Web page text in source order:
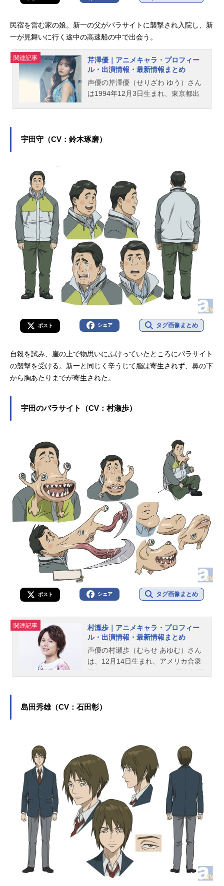
民宿を営む家の娘。新一の父がパラサイトに襲撃され入院し、新
一が見舞いに行く途中の高速船の中で出会う。
関連記事
芹澤優｜アニメキャラ・プロフィー
ル・出演情報・最新情報まとめ
声優の芹澤優（せりざわ ゆう）さん
は1994年12月3日生まれ、東京都出
作品のキャラクターを演じていま
宇田守（CV：鈴木琢磨）
ポスト シェア タグ画像まとめ
自殺を試み、崖の上で物思いにふけっていたところにパラサイト
の襲撃を受ける。新一と同じく辛うじて脳は寄生されず、鼻の下
から胸あたりまでが寄生された。
宇田のパラサイト（CV：村瀬歩）
ポスト シェア タグ画像まとめ
関連記事
村瀬歩｜アニメキャラ・プロフィー
ル・出演情報・最新情報まとめ
声優の村瀬歩（むらせ あゆむ）さん
は、12月14日生まれ、アメリカ合衆
のキャラクターを多く演じていま
島田秀雄（CV：石田彰）